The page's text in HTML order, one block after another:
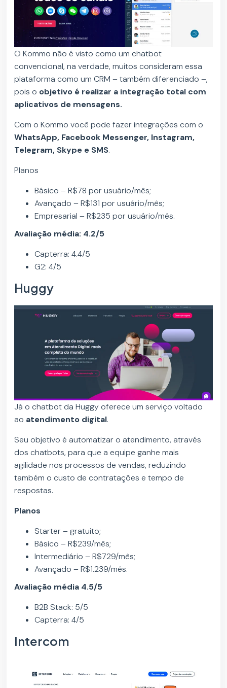
O Kommo não é visto como um chatbot
convencional, na verdade, muitos consideram essa
plataforma como um CRM – também diferenciado –,
pois o objetivo é realizar a integração total com
aplicativos de mensagens.
Com o Kommo você pode fazer integrações com o
WhatsApp, Facebook Messenger, Instagram,
Telegram, Skype e SMS.
Planos
Básico – R$78 por usuário/mês;
Avançado – R$131 por usuário/mês;
Empresarial – R$235 por usuário/mês.
Avaliação média: 4.2/5
Capterra: 4.4/5
G2: 4/5
Huggy
Já o chatbot da Huggy oferece um serviço voltado
ao atendimento digital.
Seu objetivo é automatizar o atendimento, através
dos chatbots, para que a equipe ganhe mais
agilidade nos processos de vendas, reduzindo
também o custo de contratações e tempo de
respostas.
Planos
Starter – gratuito;
Básico – R$239/mês;
Intermediário – R$729/mês;
Avançado – R$1.239/mês.
Avaliação média 4.5/5
B2B Stack: 5/5
Capterra: 4/5
Intercom